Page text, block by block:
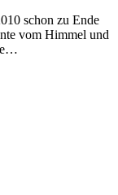
vom Himmel und